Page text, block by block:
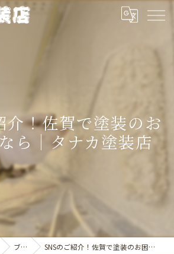
介！佐賀で塗装のお
ら｜タナカ塗装店
ブログ SNSのご紹介！佐賀で塗装のお困りごとなら｜タナカ塗装店